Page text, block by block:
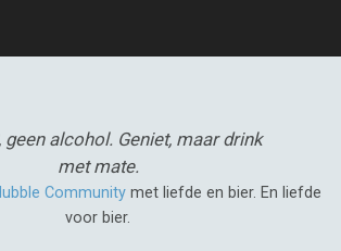
geen alcohol. Geniet, maar drink
met mate.
Community met liefde en bier. En liefde
voor bier.